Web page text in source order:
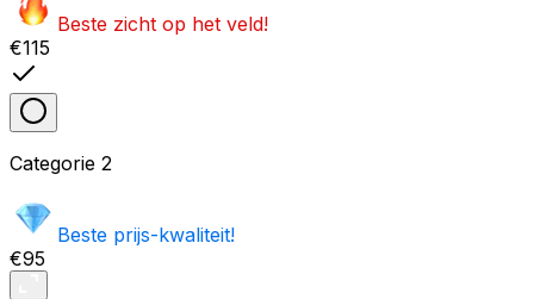
Beste zicht op het veld!
€115
Categorie 2
Beste prijs-kwaliteit!
€95